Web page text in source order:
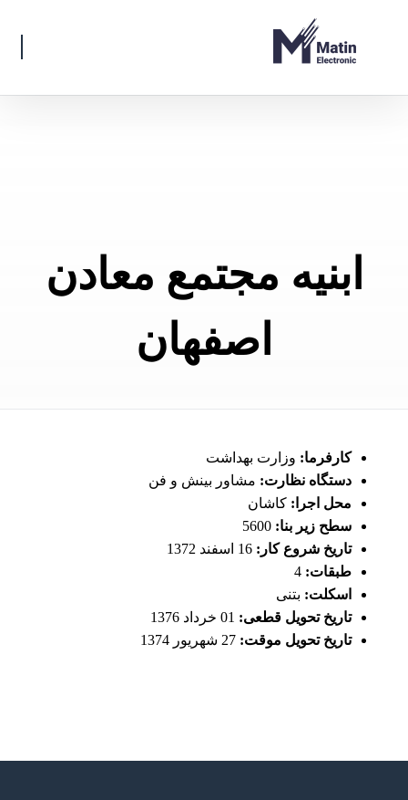
ابنیه مجتمع معادن
اصفهان
کارفرما: وزارت بهداشت
دستگاه نظارت: مشاور بینش و فن
محل اجرا: کاشان
سطح زیر بنا: 5600
تاریخ شروع کار: 16 اسفند 1372
طبقات: 4
اسکلت: بتنی
تاریخ تحویل قطعی:
تاریخ تحویل موقت: 27 شهریور 1374